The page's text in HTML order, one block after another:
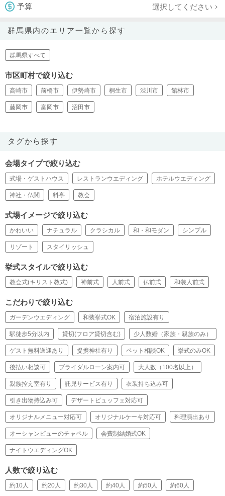
予算 選択してください
群馬県内のエリア一覧から探す
群馬県すべて
市区町村で絞り込む
高崎市 前橋市 伊勢崎市 桐生市 渋川市 館林市
藤岡市 富岡市 沼田市
タグから探す
会場タイプで絞り込む
式場・ゲストハウス レストランウエディング ホテルウエディング
神社・仏閣 料亭 教会
式場イメージで絞り込む
かわいい ナチュラル クラシカル 和・和モダン シンプル
リゾート スタイリッシュ
挙式スタイルで絞り込む
教会式(キリスト教式) 神前式 人前式 仏前式 和装人前式
こだわりで絞り込む
ガーデンウエディング 和装挙式OK 宿泊施設有り
駅徒歩5分以内 貸切(フロア貸切含む) 少人数婚（家族・親族のみ）
ゲスト無料送迎あり 提携神社有り ペット相談OK 挙式のみOK
後払い相談可 ブライダルローン案内可 大人数（100名以上）
親族控え室有り 託児サービス有り 衣装持ち込み可
引き出物持込み可 デザートビュッフェ対応可
オリジナルメニュー対応可 オリジナルケーキ対応可 料理演出あり
オーシャンビューのチャペル 会費制結婚式OK
ナイトウエディングOK
人数で絞り込む
約10人 約20人 約30人 約40人 約50人 約60人